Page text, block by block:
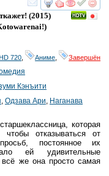
смотреть
(2015)
)
720 Аниме Завершён
Кэнъити
Одзава Ари Наганава
которая
отказываться от
постоянное их
ей удивительные
всё же она просто самая